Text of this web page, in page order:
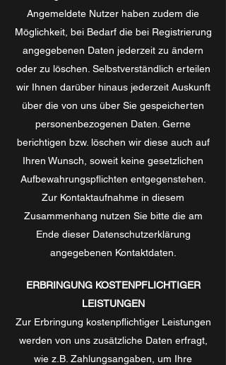
Angemeldete Nutzer haben zudem die
Möglichkeit, bei Bedarf die bei Registrierung
angegebenen Daten jederzeit zu ändern
oder zu löschen. Selbstverständlich erteilen
wir Ihnen darüber hinaus jederzeit Auskunft
über die von uns über Sie gespeicherten
personenbezogenen Daten. Gerne
berichtigen bzw. löschen wir diese auch auf
Ihren Wunsch, soweit keine gesetzlichen
Aufbewahrungspflichten entgegenstehen.
Zur Kontaktaufnahme in diesem
Zusammenhang nutzen Sie bitte die am
Ende dieser Datenschutzerklärung
angegebenen Kontaktdaten.
ERBRINGUNG KOSTENPFLICHTIGER
LEISTUNGEN
Zur Erbringung kostenpflichtiger Leistungen
werden von uns zusätzliche Daten erfragt,
wie z.B. Zahlungsangaben, um Ihre